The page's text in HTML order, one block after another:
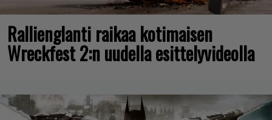
Rallienglanti raikaa kotimaisen
Wreckfest 2:n uudella esittelyvideolla